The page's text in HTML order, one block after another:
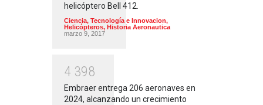
helicóptero Bell 412.
Ciencia, Tecnología e Innovacion,
Helicópteros, Historia Aeronautica
marzo 9, 2017
4 398
Embraer entrega 206 aeronaves en
2024, alcanzando un crecimiento